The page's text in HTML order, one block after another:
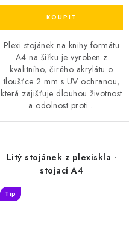
Plexi stojánek na knihy formátu
A4 na šířku je vyroben z
kvalitního, čirého akrylátu o
tloušťce 2 mm s UV ochranou,
která zajišťuje dlouhou životnost
a odolnost proti...
Litý stojánek z plexiskla -
stojací A4
Tip